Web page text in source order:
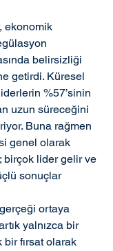
ekonomik
belirsizliği
getirdi. Küresel
%57’sinin
uzun süreceğini
Buna rağmen
genel olarak
birçok lider gelir ve
sonuçlar
ortaya
yalnızca bir
fırsat olarak